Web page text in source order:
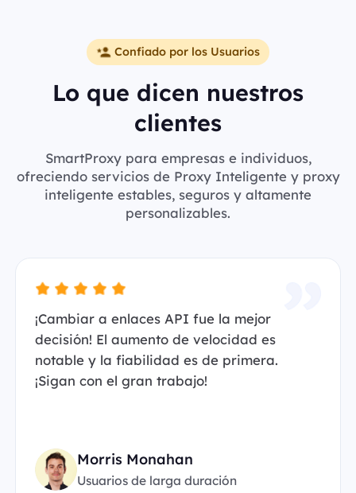
Confiado por los Usuarios
Lo que dicen nuestros
clientes
SmartProxy para empresas e individuos,
ofreciendo servicios de Proxy Inteligente y proxy
inteligente estables, seguros y altamente
personalizables.
¡Cambiar a enlaces API fue la mejor
decisión! El aumento de velocidad es
notable y la fiabilidad es de primera.
¡Sigan con el gran trabajo!
Morris Monahan
Usuarios de larga duración